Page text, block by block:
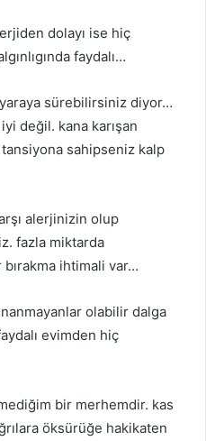
dolayı ise hiç
faydalı…
sürebilirsiniz diyor…
değil. kana karışan
sahipseniz kalp
alerjinizin olup
fazla miktarda
bırakma ihtimali var…
olabilir dalga
evimden hiç
bir merhemdir. kas
öksürüğe hakikaten